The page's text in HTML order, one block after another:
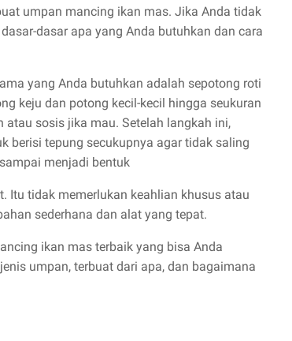
umpan mancing ikan mas. Jika Anda tidak
dasar apa yang Anda butuhkan dan cara
yang Anda butuhkan adalah sepotong roti
keju dan potong kecil-kecil hingga seukuran
sosis jika mau. Setelah langkah ini,
berisi tepung secukupnya agar tidak saling
menjadi bentuk
Itu tidak memerlukan keahlian khusus atau
sederhana dan alat yang tepat.
ikan mas terbaik yang bisa Anda
umpan, terbuat dari apa, dan bagaimana